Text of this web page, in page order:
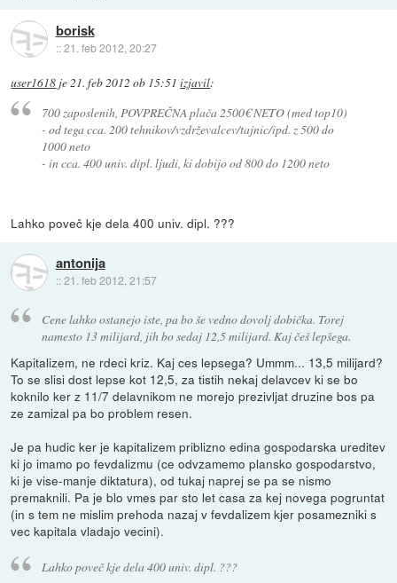
borisk
::21. feb 2012, 20:27
user1618 je21. feb 2012 ob 15:51 izjavil:
700 zaposlenih, POVPREČNA plača 2500€ NETO (med top10)
- od tega cca. 200 tehnikov/vzdrževalcev/tajnic/ipd. z 500 do
1000 neto
- in cca. 400 univ. dipl. ljudi, ki dobijo od 800 do 1200 neto
Lahko poveč kje dela 400 univ. dipl. ???
antonija
::21. feb 2012, 21:57
Cene lahko ostanejo iste, pa bo še vedno dovolj dobička. Torej
namesto 13 milijard, jih bo sedaj 12,5 milijard. Kaj češ lepšega.
Kapitalizem, ne rdeci kriz. Kaj ces lepsega? Ummm... 13,5 milijard?
To se slisi dost lepse kot 12,5, za tistih nekaj delavcev ki se bo
koknilo ker z 11/7 delavnikom ne morejo prezivljat druzine bos pa
ze zamizal pa bo problem resen.
Je pa hudic ker je kapitalizem priblizno edina gospodarska ureditev
ki jo imamo po fevdalizmu (ce odvzamemo plansko gospodarstvo,
ki je vise-manje diktatura), od tukaj naprej se pa se nismo
premaknili. Pa je blo vmes par sto let casa za kej novega pogruntat
(in s tem ne mislim prehoda nazaj v fevdalizem kjer posamezniki s
vec kapitala vladajo vecini).
Lahko poveč kje dela 400 univ. dipl. ???